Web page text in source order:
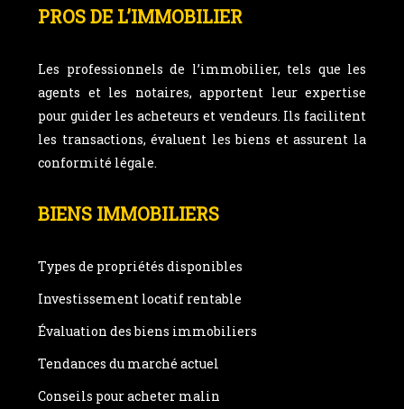
PROS DE L’IMMOBILIER
Les professionnels de l’immobilier, tels que les
agents et les notaires, apportent leur expertise
pour guider les acheteurs et vendeurs. Ils facilitent
les transactions, évaluent les biens et assurent la
conformité légale.
BIENS IMMOBILIERS
Types de propriétés disponibles
Investissement locatif rentable
Évaluation des biens immobiliers
Tendances du marché actuel
Conseils pour acheter malin